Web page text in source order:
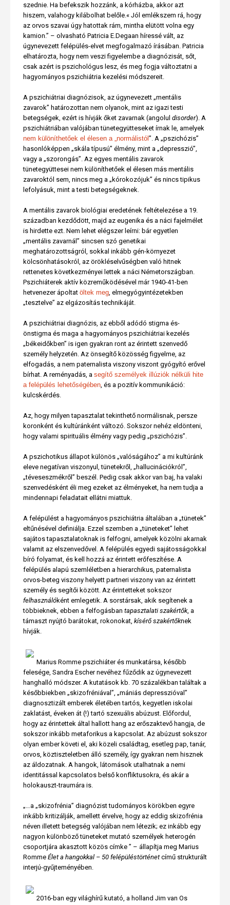
szednie. Ha befekszik hozzánk, a kórházba, akkor azt
hiszem, valahogy kilábolhat belőle.« Jól emlékszem rá, hogy
az orvos szavai úgy hatottak rám, mintha elütött volna egy
kamion.” – olvasható Patricia E.Degaan híressé vált, az
úgynevezett felépülés-elvet megfogalmazó írásában. Patricia
elhatározta, hogy nem veszi figyelembe a diagnózisát, sőt,
csak azért is pszichológus lesz, és meg fogja változtatni a
hagyományos pszichiátria kezelési módszereit.
A pszichiátriai diagnózisok, az úgynevezett „mentális
zavarok” határozottan nem olyanok, mint az igazi testi
betegségek, ezért is hívják őket zavarnak (angolul disorder). A
pszichiátriában valójában tünetegyütteseket írnak le, amelyek
nem különíthetőek el élesen a „normálistól”. A „pszichózis”
hasonlóképpen „skála típusú” élmény, mint a „depresszió”,
vagy a „szorongás”. Az egyes mentális zavarok
tünetegyüttesei nem különíthetőek el élesen más mentális
zavaroktól sem, nincs meg a „kórokozójuk” és nincs tipikus
lefolyásuk, mint a testi betegségeknek.
A mentális zavarok biológiai eredetének feltételezése a 19.
században kezdődött, majd az eugenika és a náci fajelmélet
is hirdette ezt. Nem lehet elégszer leírni: bár egyetlen
„mentális zavarnál” sincsen szó genetikai
meghatározottságról, sokkal inkább gén-környezet
kölcsönhatásokról, az örökléselvűségben való hitnek
rettenetes következményei lettek a náci Németországban.
Pszichiáterek aktív közreműködésével már 1940-41-ben
hetvenezer ápoltat öltek meg , elmegyógyintézetekben
„tesztelve” az elgázosítás technikáját.
A pszichiátriai diagnózis, az ebből adódó stigma és-
önstigma és maga a hagyományos pszichiátriai kezelés
„békeidőkben” is igen gyakran ront az érintett szenvedő
személy helyzetén. Az önsegítő közösség figyelme, az
elfogadás, a nem paternalista viszony viszont gyógyító erővel
bírhat. A reményadás, a segítő személyek illúziók nélküli hite
a felépülés lehetőségében , és a pozitív kommunikáció:
kulcskérdés.
Az, hogy milyen tapasztalat tekinthető normálisnak, persze
koronként és kultúránként változó. Sokszor nehéz eldönteni,
hogy valami spirituális élmény vagy pedig „pszichózis”.
A pszichotikus állapot különös „valóságához” a mi kultúránk
eleve negatívan viszonyul, tünetekről, „hallucinációkról”,
„téveseszmékről” beszél. Pedig csak akkor van baj, ha valaki
szenvedésként éli meg ezeket az élményeket, ha nem tudja a
mindennapi feladatait ellátni miattuk.
A felépülést a hagyományos pszichiátria általában a „tünetek”
eltűnésével definiálja. Ezzel szemben a „tüneteket” lehet
sajátos tapasztalatoknak is felfogni, amelyek közölni akarnak
valamit az elszenvedővel. A felépülés egyedi sajátosságokkal
bíró folyamat, és kell hozzá az érintett erőfeszítése. A
felépülés alapú szemléletben a hierarchikus, paternalista
orvos-beteg viszony helyett partneri viszony van az érintett
személy és segítői között. Az érintetteket sokszor
felhasználóként emlegetik. A sorstársak, akik segítenek a
többieknek, ebben a felfogásban tapasztalati szakértők, a
támaszt nyújtó barátokat, rokonokat, kísérő szakértőknek
hívják.
Marius Romme pszichiáter és munkatársa, később
felesége, Sandra Escher nevéhez fűződik az úgynevezett
hanghalló módszer. A kutatások kb. 70 százalékban találtak a
későbbiekben „skizofréniával”, „mániás depresszióval”
diagnosztizált emberek életében tartós, kegyetlen iskolai
zaklatást, éveken át (!) tartó szexuális abúzust. Előfordul,
hogy az érintettek által hallott hang az erőszaktevő hangja, de
sokszor inkább metaforikus a kapcsolat. Az abúzust sokszor
olyan ember követi el, aki közeli családtag, esetleg pap, tanár,
orvos, köztiszteletben álló személy, így gyakran nem hisznek
az áldozatnak. A hangok, látomások utalhatnak a nemi
identitással kapcsolatos belső konfliktusokra, és akár a
holokauszt-traumára is.
„…a „skizofrénia” diagnózist tudományos körökben egyre
inkább kritizálják, amellett érvelve, hogy az eddig skizofrénia
néven illetett betegség valójában nem létezik; ez inkább egy
nagyon különböző tüneteket mutató személyek heterogén
csoportjára akasztott közös címke ” – állapítja meg Marius
Romme Élet a hangokkal – 50 felépüléstörténetcímű strukturált
interjú-gyűjteményében.
2016-ban egy világhírű kutató, a holland Jim van Os